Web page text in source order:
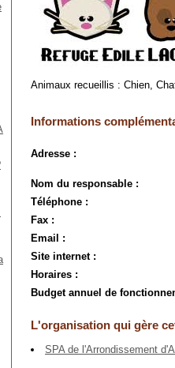
Animaux recueillis : Chien,
Informations
Adresse :
Nom du responsable :
Téléphone :
Fax :
Email :
Site internet :
Horaires :
Budget annuel de
L'organisation qui gère
SPA de l'Arrondissement